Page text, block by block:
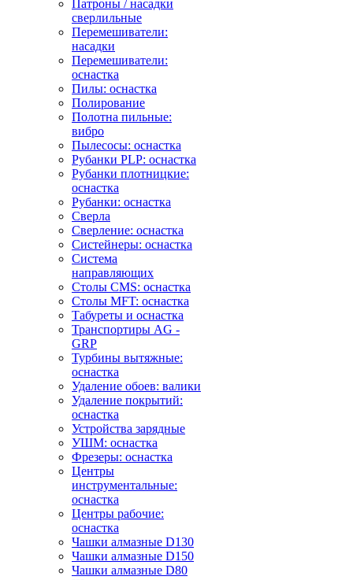
Патроны / насадки
сверлильные
Перемешиватели:
насадки
Перемешиватели:
оснастка
Пилы: оснастка
Полирование
Полотна пильные:
вибро
Пылесосы: оснастка
Рубанки PLP: оснастка
Рубанки плотницкие:
оснастка
Рубанки: оснастка
Сверла
Сверление: оснастка
Систейнеры: оснастка
Система
направляющих
Столы CMS: оснастка
Столы MFT: оснастка
Табуреты и оснастка
Транспортиры AG -
GRP
Турбины вытяжные:
оснастка
Удаление обоев: валики
Удаление покрытий:
оснастка
Устройства зарядные
УШМ: оснастка
Фрезеры: оснастка
Центры
инструментальные:
оснастка
Центры рабочие:
оснастка
Чашки алмазные D130
Чашки алмазные D150
Чашки алмазные D80